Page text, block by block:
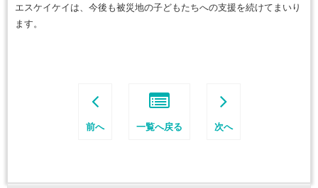
エスケイケイは、今後も被災地の子どもたちへの支援を続けてまいり
ます。
前へ 一覧へ戻る 次へ